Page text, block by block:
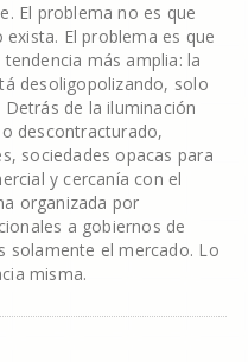
El problema no es que
El problema es que
más amplia: la
desoligopolizando, solo
de la iluminación
descontracturado,
sociedades opacas para
y cercanía con el
organizada por
a gobiernos de
solamente el mercado. Lo
misma.